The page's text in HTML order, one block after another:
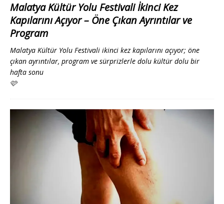
Malatya Kültür Yolu Festivali İkinci Kez
Kapılarını Açıyor – Öne Çıkan Ayrıntılar ve
Program
Malatya Kültür Yolu Festivali ikinci kez kapılarını açıyor; öne
çıkan ayrıntılar, program ve sürprizlerle dolu kültür dolu bir
hafta sonu
🩷